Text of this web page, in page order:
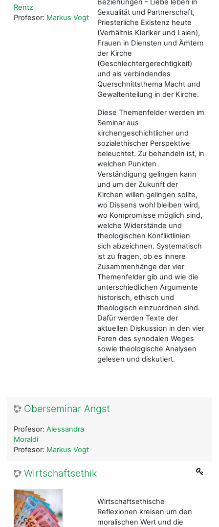
Beziehungen – Liebe leben in
Sexualität und Partnerschaft,
Priesterliche Existenz heute
(Verhältnis Kleriker und Laien),
Frauen in Diensten und Ämtern
der Kirche
(Geschlechtergerechtigkeit)
und als verbindendes
Querschnittsthema Macht und
Gewaltenteilung in der Kirche.
Diese Themenfelder werden im
Seminar aus
kirchengeschichtlicher und
sozialethischer Perspektive
beleuchtet. Zu behandeln ist, in
welchen Punkten
Verständigung gelingen kann
und um der Zukunft der
Kirchen willen gelingen sollte,
wo Dissens wohl bleiben wird,
wo Kompromisse möglich sind,
welche Widerstände und
theologischen Konfliktlinien
sich abzeichnen. Systematisch
ist zu fragen, ob es innere
Zusammenhänge der vier
Themenfelder gib und wie die
unterschiedlichen Argumente
historisch, ethisch und
theologisch einzuordnen sind.
Dafür werden Texte der
aktuellen Diskussion in den vier
Foren des synodalen Weges
sowie theologische Analysen
gelesen und diskutiert.
Rentz
Profesor: Markus Vogt
Oberseminar Angst
Profesor: Alessandra
Moraldi
Profesor: Markus Vogt
Wirtschaftsethik
Wirtschaftsethische
Reflexionen kreisen um den
moralischen Wert und die